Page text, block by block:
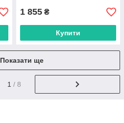
1 855 ₴
Купити
Показати ще
1 / 8